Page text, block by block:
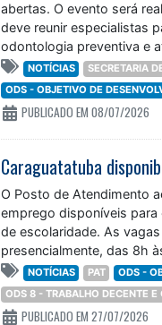
abertas. O evento será
deve reunir especialistas
odontologia preventiva e
NOTÍCIAS
SECRETARIA
ODS - OBJETIVO DE
PUBLICADO EM 08/07/2026
Caraguatatuba
O Posto de Atendimento
emprego disponíveis
de escolaridade. As
presencialmente, das 8h
NOTÍCIAS PAT
ODS -
ODS 8 - TRABALHO DECENTE
PUBLICADO EM 27/07/2026